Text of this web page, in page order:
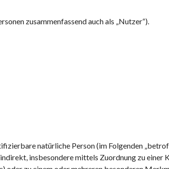
zusammenfassend auch als „Nutzer“).
natürliche Person (im Folgenden
insbesondere mittels Zuordnung zu einer